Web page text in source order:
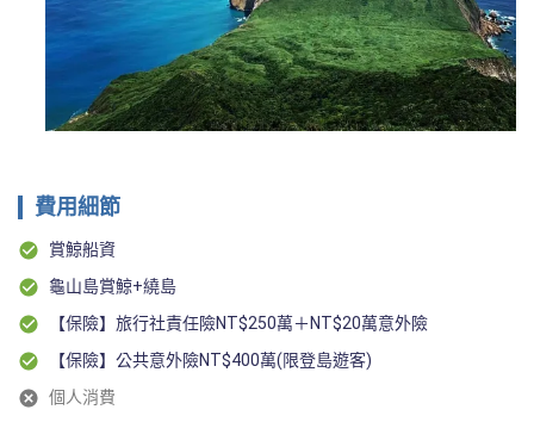
費用細節
賞鯨船資
龜山島賞鯨+繞島
【保險】旅行社責任險NT$250萬＋NT$20萬意外險
【保險】公共意外險NT$400萬(限登島遊客)
個人消費